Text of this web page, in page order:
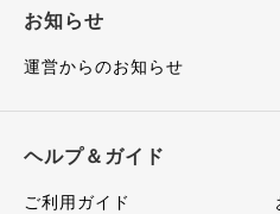
お知らせ
運営からのお知らせ
ヘルプ＆ガイド
ご利用ガイド